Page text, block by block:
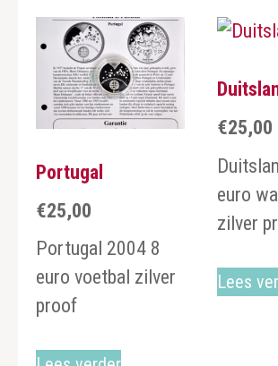
Portugal
€25,00
Portugal 2004 8
euro voetbal zilver
proof
€25,00
euro
zilver
Lees